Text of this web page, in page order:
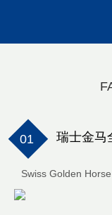
01 瑞士金马
Swiss Golden